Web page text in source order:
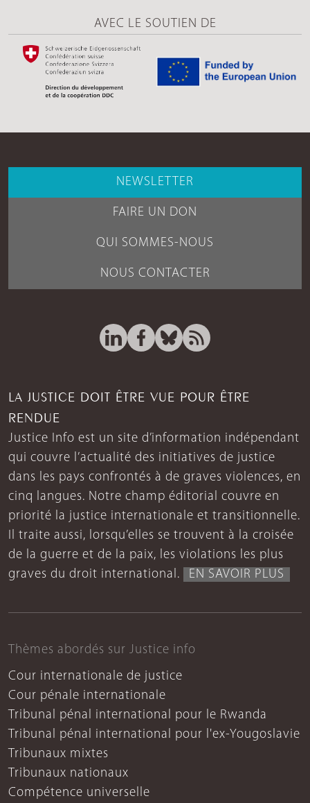
AVEC LE SOUTIEN DE
NEWSLETTER
FAIRE UN DON
QUI SOMMES-NOUS
NOUS CONTACTER
LA JUSTICE DOIT ÊTRE VUE POUR ÊTRE
RENDUE
Justice Info est un site d’information indépendant
qui couvre l’actualité des initiatives de justice
dans les pays confrontés à de graves violences, en
cinq langues. Notre champ éditorial couvre en
priorité la justice internationale et transitionnelle.
Il traite aussi, lorsqu’elles se trouvent à la croisée
de la guerre et de la paix, les violations les plus
graves du droit international.
EN SAVOIR PLUS
Thèmes abordés sur Justice info
Cour internationale de justice
Cour pénale internationale
Tribunal pénal international pour le Rwanda
Tribunal pénal international pour l'ex-Yougoslavie
Tribunaux mixtes
Tribunaux nationaux
Compétence universelle